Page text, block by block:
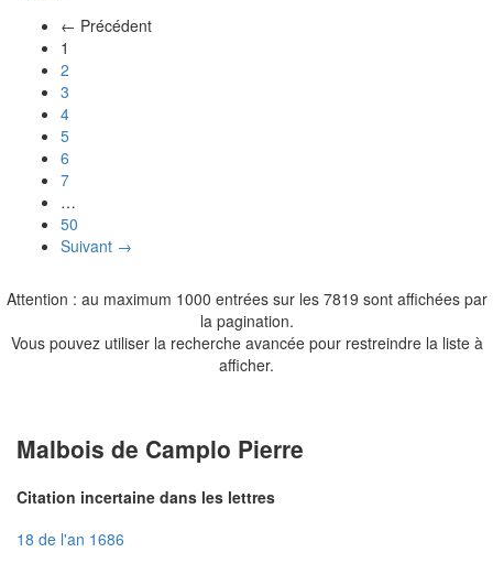
← Précédent
1
2
3
4
5
6
7
…
50
Suivant →
Attention : au maximum 1000 entrées sur les 7819 sont affichées par
la pagination.
Vous pouvez utiliser la recherche avancée pour restreindre la liste à
afficher.
Malbois de Camplo Pierre
Citation incertaine dans les lettres
18 de l'an 1686